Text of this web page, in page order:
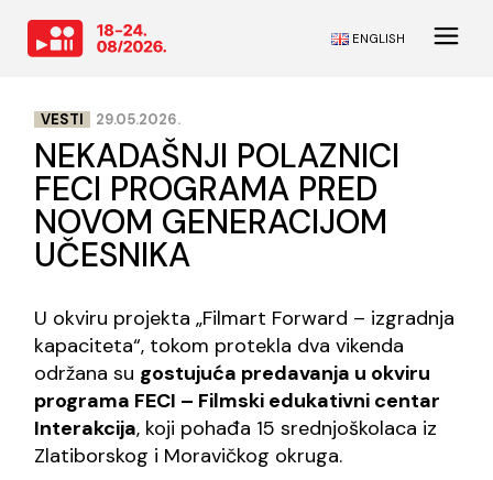
ENGLISH
VESTI 29.05.2026.
NEKADAŠNJI POLAZNICI
FECI PROGRAMA PRED
NOVOM GENERACIJOM
UČESNIKA
U okviru projekta „Filmart Forward – izgradnja
kapaciteta“, tokom protekla dva vikenda
održana su gostujuća predavanja u okviru
programa FECI – Filmski edukativni centar
Interakcija, koji pohađa 15 srednjoškolaca iz
Zlatiborskog i Moravičkog okruga.